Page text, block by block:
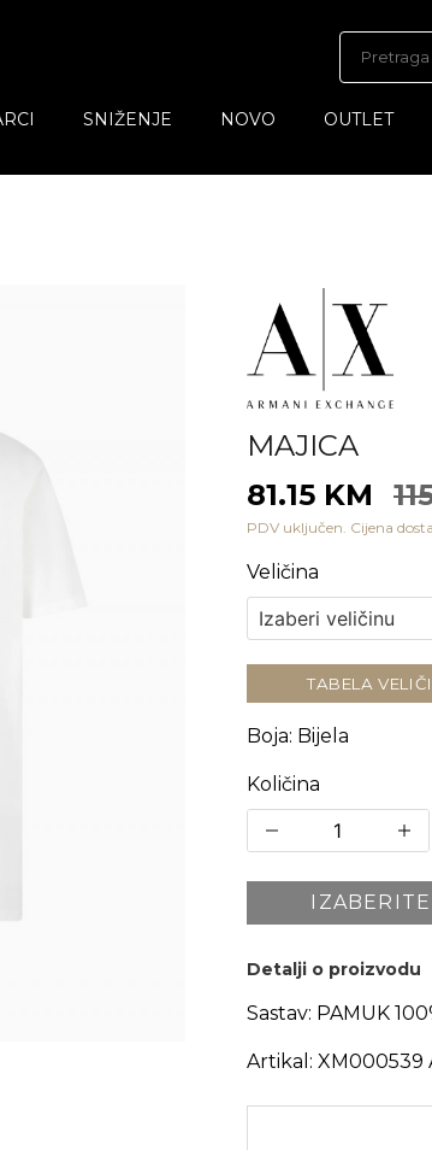
SNIŽENJE NOVO OUTLET
MAJICA
81.15 KM
PDV uključen. Cijena
Veličina
TABELA
Boja: Bijela
Količina
Detalji o proizvodu
Sastav: PAMUK
Artikal: XM000539